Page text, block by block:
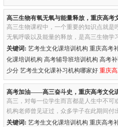
高三生物有氧无氧与能量释放，重庆高考
高三生物课程中，一个重要的知识点就是
无氧呼吸以及能量的释放，是高三生物学
老师认为，掌握这些知识，对于高三学生
关键词: 艺考生文化课培训机构 重庆高考
化课培训机构 高考辅导班培训机构 高考
少分 艺考生文化课补习机构哪家好重庆
高考加油——高三奋斗史，重庆高考文化
高三，对每一位学生而言都是人生中不可
机构老师曾见证过，众多学子在此期间付
为了挺进理想的高考大门，照亮未来的荣
关键词: 艺考生文化课培训机构 重庆高考